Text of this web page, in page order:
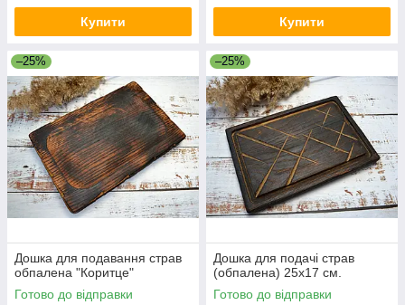
Купити Купити
–25%
Дошка для подавання страв
обпалена "Коритце"
Готово до відправки
–25%
Дошка для подачі страв
(обпалена) 25х17 см.
Готово до відправки